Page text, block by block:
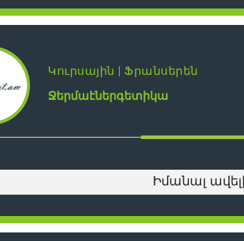
Կուրսային | Ֆրանսերեն
Ջերմաէներգետիկա
Իմանալ